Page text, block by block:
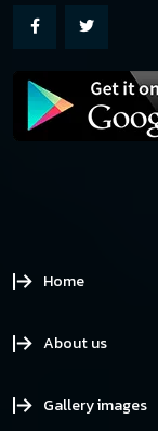
Home
About us
Gallery images